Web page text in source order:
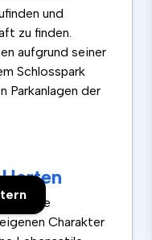
und
zu finden.
aufgrund seiner
Schlosspark
Parkanlagen der
Charakter